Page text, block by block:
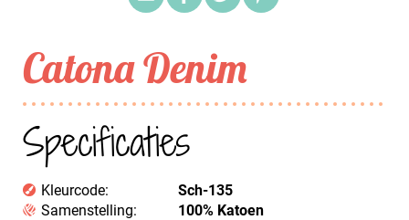
Catona Denim
Specificaties
Kleurcode:
Sch-135
Samenstelling:
100% Katoen